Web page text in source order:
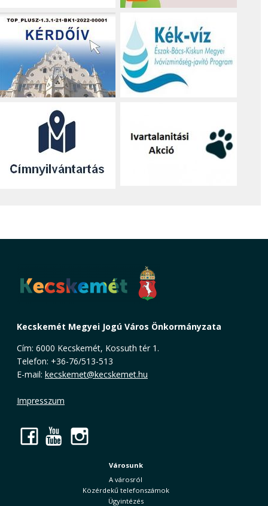
Kecskemét Megyei Jogú Város Önkormányzata
Cím: 6000 Kecskemét, Kossuth tér 1.
Telefon: +36-76/513-513
E-mail: kecskemet@kecskemet.hu
Impresszum
Facebook
YouTube
Városunk
A városról
Közérdekű telefonszámok
Ügyintézés